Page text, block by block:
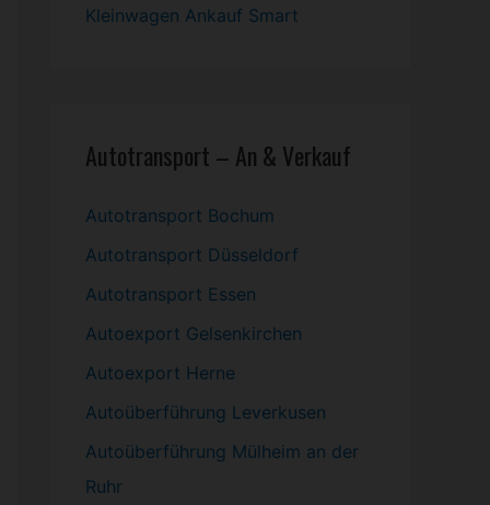
Kleinwagen Ankauf Smart
Autotransport – An & Verkauf
Autotransport Bochum
Autotransport Düsseldorf
Autotransport Essen
Autoexport Gelsenkirchen
Autoexport Herne
Autoüberführung Leverkusen
Autoüberführung Mülheim an der
Ruhr